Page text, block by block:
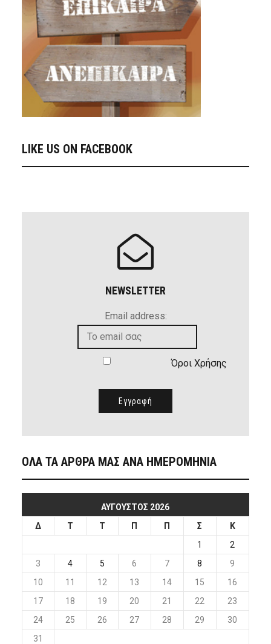
LIKE US ON FACEBOOK
NEWSLETTER
Email address:
Όροι Χρήσης
ΟΛΑ ΤΑ ΑΡΘΡΑ ΜΑΣ ΑΝΑ ΗΜΕΡΟΜΗΝΙΑ
ΑΎΓΟΥΣΤΟΣ 2026
Δ
Τ Τ Π Π Σ
Κ
1
2
3
4 5 6 7 8
9
10
11 12 13 14 15
16
17
18 19 20 21 22
23
24
25 26 27 28 29
30
31